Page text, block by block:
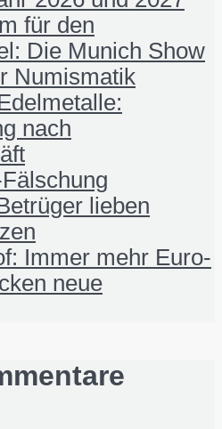
für den
Die Munich Show
Numismatik
nach
lieben
Immer mehr Euro-
neue